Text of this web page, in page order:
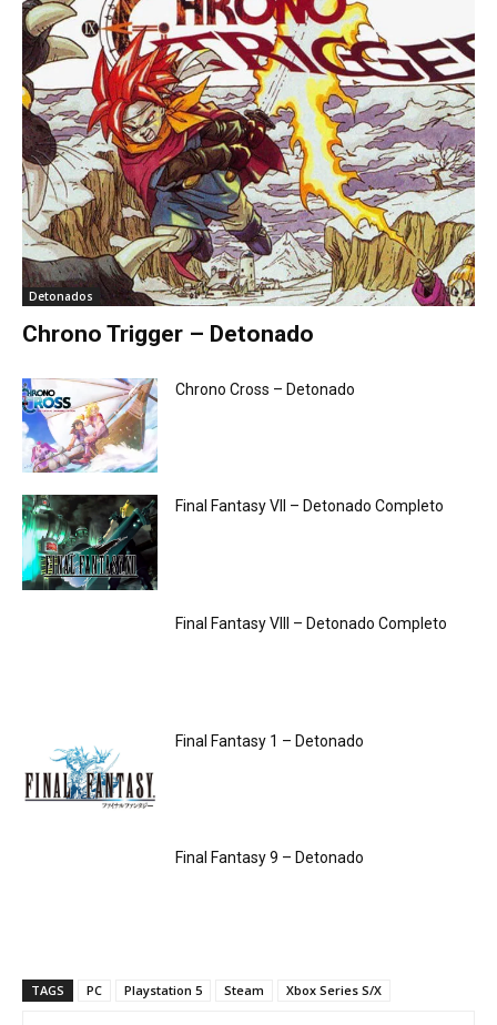
Detonados
Chrono Trigger – Detonado
Chrono Cross – Detonado
Final Fantasy VII – Detonado Completo
Final Fantasy VIII – Detonado Completo
Final Fantasy 1 – Detonado
Final Fantasy 9 – Detonado
TAGS PC Playstation 5 Steam Xbox Series S/X